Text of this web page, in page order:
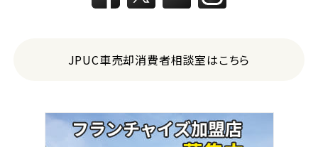
JPUC車売却消費者相談室はこちら